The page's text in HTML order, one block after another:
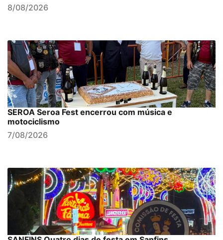
8/08/2026
SEROA Seroa Fest encerrou com música e
motociclismo
7/08/2026